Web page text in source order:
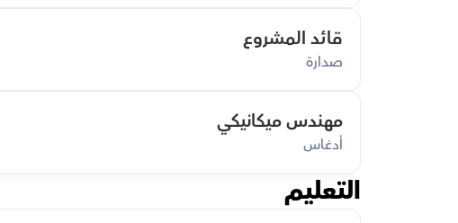
قائد المشروع
صدارة
مهندس ميكانيكي
أدغاس
التعليم